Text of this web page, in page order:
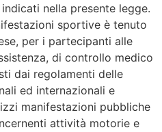
nella presente legge.
sportive è tenuto
per i partecipanti alle
di controllo medico
dai regolamenti delle
ed internazionali e
manifestazioni pubbliche
attività motorie e